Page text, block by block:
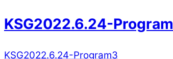
KSG2022.6.24-
KSG2022.6.24-Program3